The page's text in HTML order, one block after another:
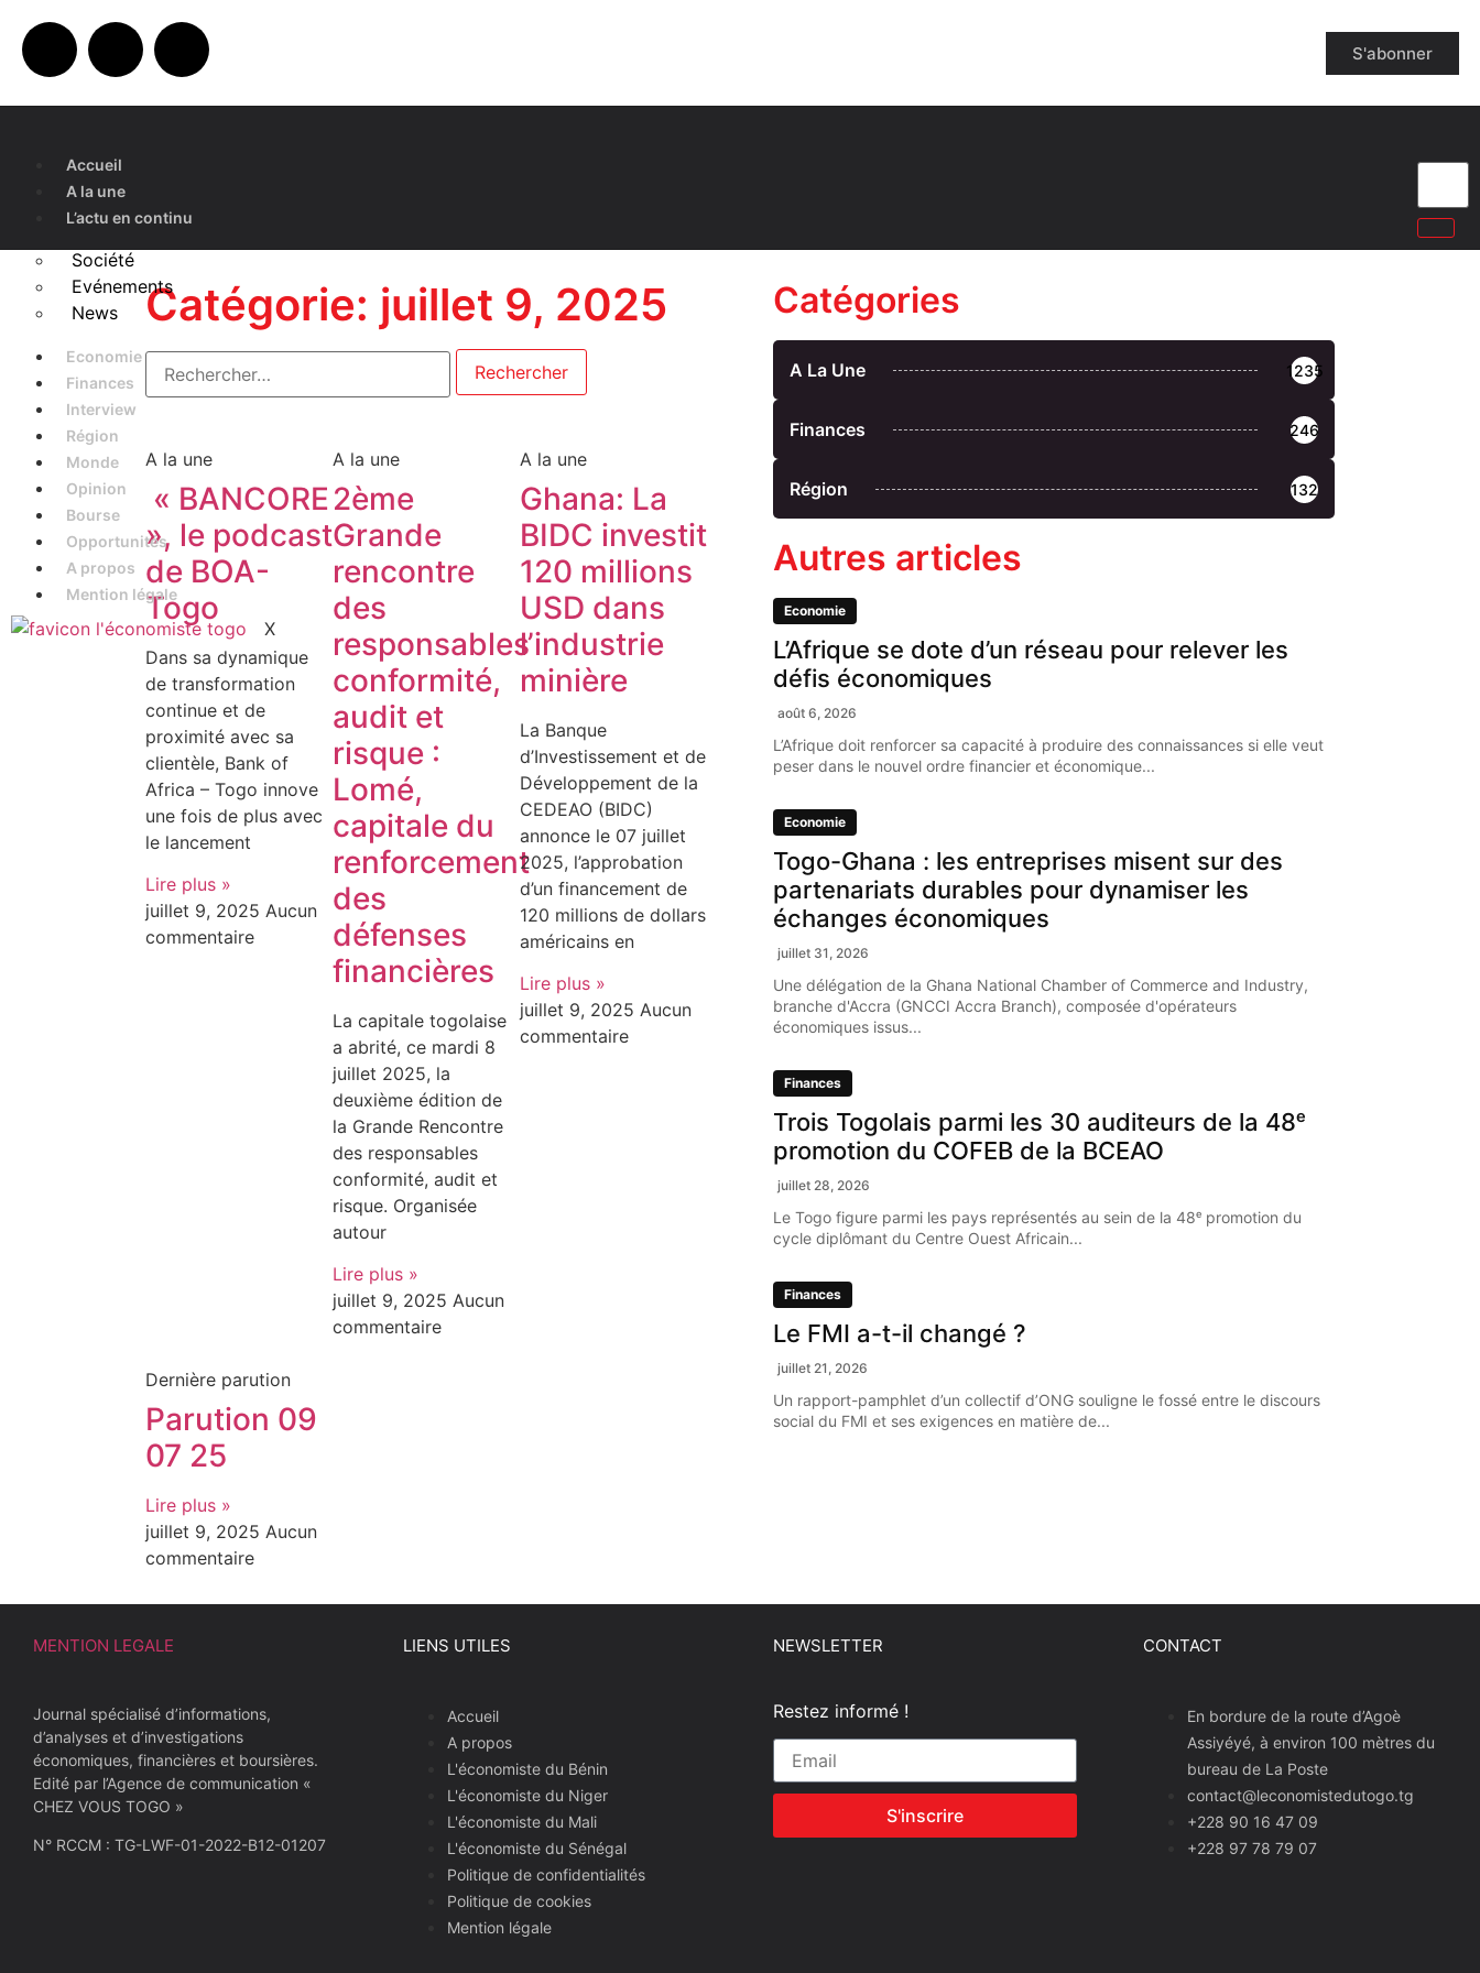
S'abonner
Accueil
A la une
L’actu en continu
Société
Evénements
News
Economie
Finances
Interview
Région
Monde
Opinion
Bourse
Opportunités
A propos
Mention légale
X
Catégorie: juillet 9, 2025
A la une
« BANCORE
», le podcast
de BOA-
Togo
Dans sa dynamique
de transformation
continue et de
proximité avec sa
clientèle, Bank of
Africa – Togo innove
une fois de plus avec
le lancement
Lire plus »
juillet 9, 2025 Aucun
commentaire
A la une
2ème
Grande
rencontre
des
responsables
conformité,
audit et
risque :
Lomé,
capitale du
renforcement
des
défenses
financières
La capitale togolaise
a abrité, ce mardi 8
juillet 2025, la
deuxième édition de
la Grande Rencontre
des responsables
conformité, audit et
risque. Organisée
autour
Lire plus »
juillet 9, 2025 Aucun
commentaire
A la une
Ghana: La
BIDC investit
120 millions
USD dans
l’industrie
minière
La Banque
d’Investissement et de
Développement de la
CEDEAO (BIDC)
annonce le 07 juillet
2025, l’approbation
d’un financement de
120 millions de dollars
américains en
Lire plus »
juillet 9, 2025 Aucun
commentaire
Dernière parution
Parution 09
07 25
Lire plus »
juillet 9, 2025 Aucun
commentaire
Catégories
A La Une 1235
Finances 246
Région 132
Autres articles
Economie
L’Afrique se dote d’un réseau pour relever les
défis économiques
août 6, 2026
L’Afrique doit renforcer sa capacité à produire des connaissances si elle veut
peser dans le nouvel ordre financier et économique...
Economie
Togo-Ghana : les entreprises misent sur des
partenariats durables pour dynamiser les
échanges économiques
juillet 31, 2026
Une délégation de la Ghana National Chamber of Commerce and Industry,
branche d'Accra (GNCCI Accra Branch), composée d'opérateurs
économiques issus...
Finances
Trois Togolais parmi les 30 auditeurs de la 48ᵉ
promotion du COFEB de la BCEAO
juillet 28, 2026
Le Togo figure parmi les pays représentés au sein de la 48ᵉ promotion du
cycle diplômant du Centre Ouest Africain...
Finances
Le FMI a-t-il changé ?
juillet 21, 2026
Un rapport-pamphlet d’un collectif d’ONG souligne le fossé entre le discours
social du FMI et ses exigences en matière de...
MENTION LEGALE
Journal spécialisé d’informations,
d’analyses et d’investigations
économiques, financières et boursières.
Edité par l’Agence de communication «
CHEZ VOUS TOGO »
N° RCCM : TG-LWF-01-2022-B12-01207
LIENS UTILES
Accueil
A propos
L'économiste du Bénin
L'économiste du Niger
L'économiste du Mali
L'économiste du Sénégal
Politique de confidentialités
Politique de cookies
Mention légale
NEWSLETTER
Restez informé !
S'inscrire
CONTACT
En bordure de la route d’Agoè
Assiyéyé, à environ 100 mètres du
bureau de La Poste
contact@leconomistedutogo.tg
+228 90 16 47 09
+228 97 78 79 07